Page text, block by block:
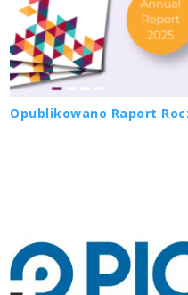
Opublikowano Raport